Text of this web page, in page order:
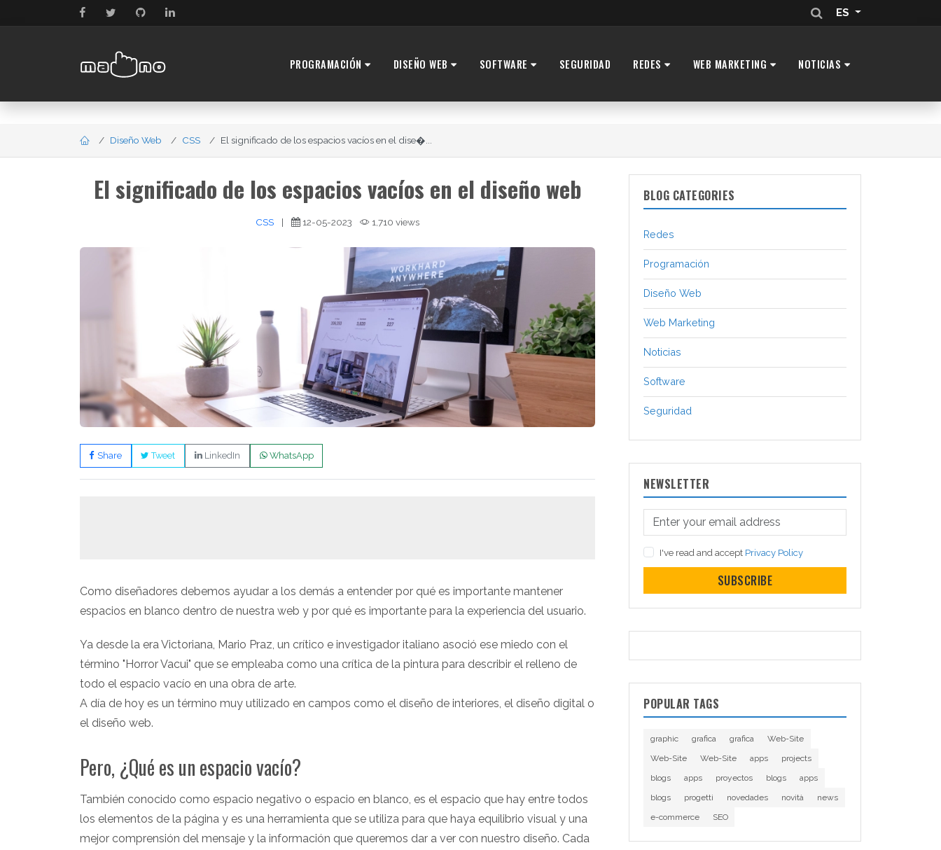
ES
PROGRAMACIÓN DISEÑO WEB SOFTWARE SEGURIDAD REDES WEB MARKETING NOTICIAS
Diseño Web CSS El significado de los espacios vacíos en el dise�...
El significado de los espacios vacíos en el diseño web
CSS | 12-05-2023 1,710 views
Share Tweet LinkedIn WhatsApp
Como diseñadores debemos ayudar a los demás a entender por qué es importante mantener
espacios en blanco dentro de nuestra web y por qué es importante para la experiencia del usuario.
Ya desde la era Victoriana, Mario Praz, un crítico e investigador italiano asoció ese miedo con el
término "Horror Vacui" que se empleaba como una crítica de la pintura para describir el relleno de
todo el espacio vacío en una obra de arte.
A día de hoy es un término muy utilizado en campos como el diseño de interiores, el diseño digital o
el diseño web.
Pero, ¿Qué es un espacio vacío?
También conocido como espacio negativo o espacio en blanco, es el espacio que hay entre todos
los elementos de la página y es una herramienta que se utiliza para que haya equilibrio visual y una
mejor comprensión del mensaje y la información que queremos dar a ver con nuestro diseño. Cada
BLOG CATEGORIES
Redes
Programación
Diseño Web
Web Marketing
Noticias
Software
Seguridad
NEWSLETTER
I've read and accept Privacy Policy
SUBSCRIBE
POPULAR TAGS
graphic grafica grafica
Web-Site
Web-Site
Web-Site apps
projects
blogs
apps proyectos blogs
apps
blogs
progetti novedades novità
news
e-commerce
SEO